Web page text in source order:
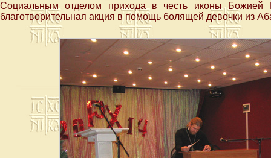
Социальным отделом прихода в честь иконы Божией
благотворительная акция в помощь болящей девочки из